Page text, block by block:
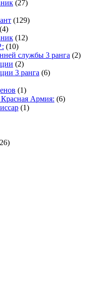
(27)
(129)
(4)
(12)
(10)
службы 3 ранга (2)
(2)
3 ранга (6)
(1)
Красная Армия: (6)
(1)